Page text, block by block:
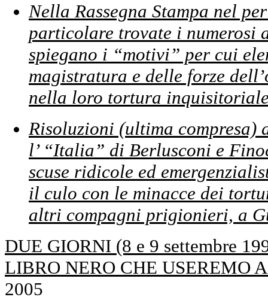
Nella Rassegna Stampa nel
particolare trovate i numerosi
spiegano i “motivi” per cui
magistratura e delle forze
nella loro tortura
Risoluzioni (ultima compresa)
l’ “Italia” di Berlusconi e
scuse ridicole ed
il culo con le minacce dei
altri compagni prigionieri, a
DUE GIORNI (8 e 9 settembre
LIBRO NERO CHE USEREMO
2005